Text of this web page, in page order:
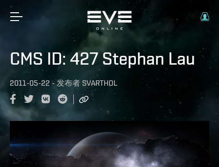
CMS ID: 427 Stephan Lau
2011-05-22 - 发布者 SVARTHOL